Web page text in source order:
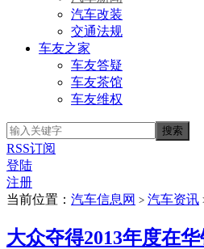
汽车改装
交通法规
车友之家
车友答疑
车友茶馆
车友维权
RSS订阅
登陆
注册
当前位置： 汽车信息网 > 汽车资讯
大众夺得2013年度在